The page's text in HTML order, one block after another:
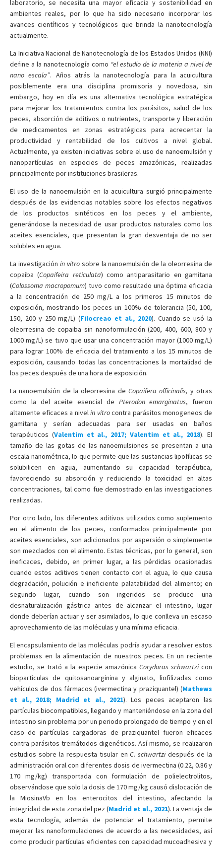
laboratorio, se necesita una mayor eficacia y sostenibilidad en
ambientes reales, por lo que ha sido necesario incorporar los
avances científicos y tecnológicos que brinda la nanotecnología
actualmente.
La Iniciativa Nacional de Nanotecnología de los Estados Unidos (NNI)
define a la nanotecnología como “el estudio de la materia a nivel de
nano escala”. Años atrás la nanotecnología para la acuicultura
posiblemente era una disciplina promisoria y novedosa, sin
embargo, hoy en día es una alternativa tecnológica estratégica
para mejorar los tratamientos contra los parásitos, salud de los
peces, absorción de aditivos o nutrientes, transporte y liberación
de medicamentos en zonas estratégicas para acrecentar la
productividad y rentabilidad de los cultivos a nivel global.
Actualmente, ya existen iniciativas sobre el uso de nanoemulsión y
nanopartículas en especies de peces amazónicas, realizadas
principalmente por instituciones brasileras.
El uso de la nanoemulsión en la acuicultura surgió principalmente
después de las evidencias notables sobre los efectos negativos
de los productos sintéticos en los peces y el ambiente,
generándose la necesidad de usar productos naturales como los
aceites esenciales, que presentan la gran desventaja de no ser
solubles en agua.
La investigación in vitrosobre la nanoemulsión de la oleorresina de
copaiba (Copaifeira reticulata) como antiparasitario en gamitana
(Colossoma macropomum) tuvo como resultado una óptima eficacia
a la concentración de 250 mg/L a los primeros 15 minutos de
exposición, mostrando los peces un 100% de tolerancia (50, 100,
150, 200 y 250 mg/L) (Filocreao et al., 2020). Cuando se usó la
oleorresina de copaiba sin nanoformulación (200, 400, 600, 800 y
1000 mg/L) se tuvo que usar una concentración mayor (1000 mg/L)
para lograr 100% de eficacia del tratamiento a los 15 minutos de
exposición, causando todas las concentraciones la mortalidad de
los peces después de una hora de exposición.
La nanoemulsión de la oleorresina de Copaifera officinalis, y otras
como la del aceite esencial de Pterodon emarginatus, fueron
altamente eficaces a nivelin vitrocontra parásitos monogeneos de
gamitana y serían adecuadas para ser usadas en baños
terapéuticos (Valentim et al., 2017; Valentim et al., 2018). El
tamaño de las gotas de las nanoemulsiones se presentan a una
escala nanométrica, lo que permite que las sustancias lipofílicas se
solubilicen en agua, aumentando su capacidad terapéutica,
favoreciendo su absorción y reduciendo la toxicidad en altas
concentraciones, tal como fue demostrado en las investigaciones
realizadas.
Por otro lado, los diferentes aditivos utilizados como suplemento
en el alimento de los peces, conformados principalmente por
aceites esenciales, son adicionados por aspersión o simplemente
son mezclados con el alimento. Estas técnicas, por lo general, son
ineficaces, debido, en primer lugar, a las pérdidas ocasionadas
cuando estos aditivos tienen contacto con el agua, lo que causa
degradación, polución e ineficiente palatabilidad del alimento; en
segundo lugar, cuando son ingeridos se produce una
desnaturalización gástrica antes de alcanzar el intestino, lugar
donde deberían actuar y ser asimilados, lo que conlleva un escaso
aprovechamiento de las moléculas y una mínima eficacia.
El encapsulamiento de las moléculas podría ayudar a resolver estos
problemas en la alimentación de nuestros peces. En un reciente
estudio, se trató a la especie amazónica Corydoras schwartzicon
biopartìculas de quitosanoarginina y alginato, liofilizadas como
vehículos de dos fármacos (ivermectina y praziquantel) (Mathews
et al., 2018; Madrid et al., 2021). Los peces aceptaron las
partículas biocompatibles, llegando y manteniéndose en la zona del
intestino sin problema por un periodo prolongado de tiempo y en el
caso de partículas cargadoras de praziquantel fueron eficaces
contra parásitos tremátodos digenéticos. Así mismo, se realizaron
estudios sobre la respuesta tisular enC. schwartzidespués de la
administración oral con diferentes dosis de ivermectina (0.22, 0.86 y
170 mg/kg) transportada con formulación de polielectrolitos,
observándose que solo la dosis de 170 mg/kg causó dislocación de
la MiosinaVb en los enterocitos del intestino, afectando la
integridad de esta zona del pez (Madrid et al., 2021). La ventaja de
esta tecnología, además de potenciar el tratamiento, permite
mejorar las nanoformulaciones de acuerdo a las necesidades, así
como producir partículas eficientes con capacidad mucoadhesiva y